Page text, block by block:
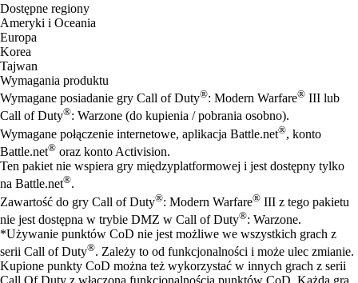
Dostępne regiony
Ameryki i Oceania
Europa
Korea
Tajwan
Wymagania produktu
Wymagane posiadanie gry Call of Duty®: Modern Warfare® III lub
Call of Duty®: Warzone (do kupienia / pobrania osobno).
Wymagane połączenie internetowe, aplikacja Battle.net®, konto
Battle.net® oraz konto Activision.
Ten pakiet nie wspiera gry międzyplatformowej i jest dostępny tylko
na Battle.net®.
Zawartość do gry Call of Duty®: Modern Warfare® III z tego pakietu
nie jest dostępna w trybie DMZ w Call of Duty®: Warzone.
*Używanie punktów CoD nie jest możliwe we wszystkich grach z
serii Call of Duty®. Zależy to od funkcjonalności i może ulec zmianie.
Kupione punkty CoD można też wykorzystać w innych grach z serii